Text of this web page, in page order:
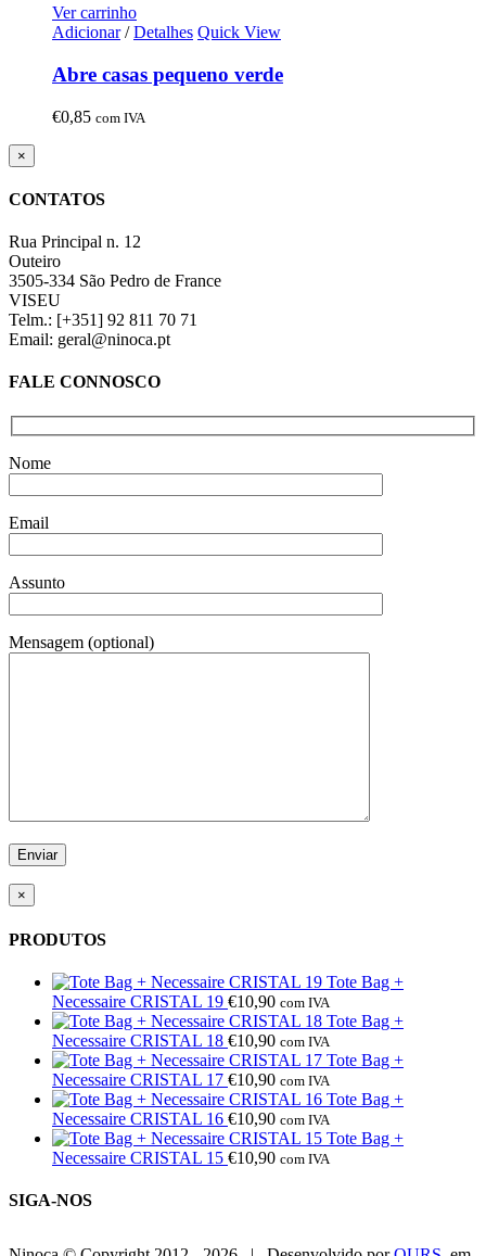
Ver carrinho
Adicionar/ Detalhes Quick View
Abre casas pequeno verde
€0,85 com IVA
Close
product
view
×
CONTATOS
Rua Principal n. 12
Outeiro
3505-334 São Pedro de France
VISEU
Telm.: [+351] 92 811 70 71
Email: geral@ninoca.pt
FALE CONNOSCO
Nome
Email
Assunto
Mensagem (optional)
×
PRODUTOS
Tote Bag +
Necessaire CRISTAL 19 €10,90 com IVA
Tote Bag +
Necessaire CRISTAL 18 €10,90 com IVA
Tote Bag +
Necessaire CRISTAL 17 €10,90 com IVA
Tote Bag +
Necessaire CRISTAL 16 €10,90 com IVA
Tote Bag +
Necessaire CRISTAL 15 €10,90 com IVA
SIGA-NOS